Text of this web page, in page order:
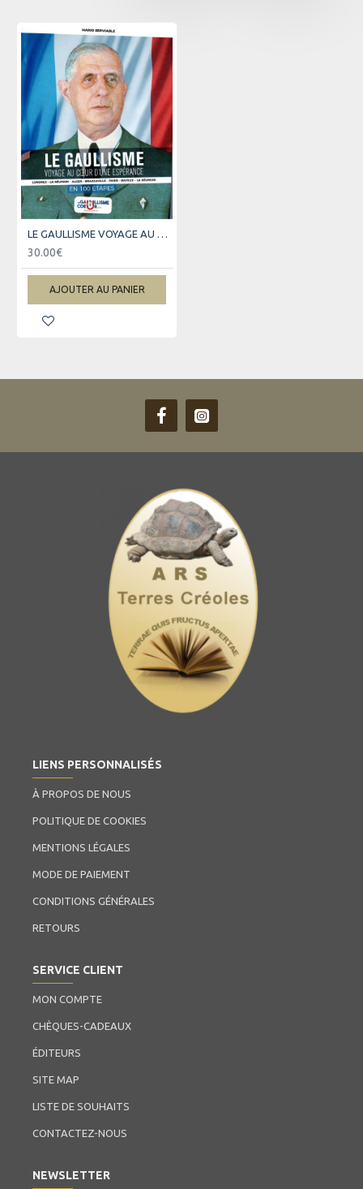
LE GAULLISME VOYAGE AU COEUR D'UNE ESPERANCE
30.00€
AJOUTER AU PANIER
LIENS PERSONNALISÉS
À PROPOS DE NOUS
POLITIQUE DE COOKIES
MENTIONS LÉGALES
MODE DE PAIEMENT
CONDITIONS GÉNÉRALES
RETOURS
SERVICE CLIENT
MON COMPTE
CHÈQUES-CADEAUX
ÉDITEURS
SITE MAP
LISTE DE SOUHAITS
CONTACTEZ-NOUS
NEWSLETTER